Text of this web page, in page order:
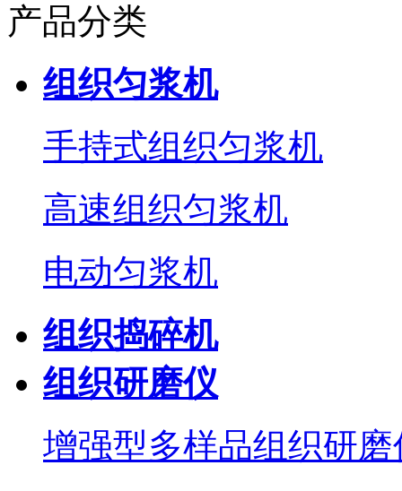
产品分类
组织匀浆机
手持式组织匀浆机
高速组织匀浆机
电动匀浆机
组织捣碎机
组织研磨仪
增强型多样品组织研磨